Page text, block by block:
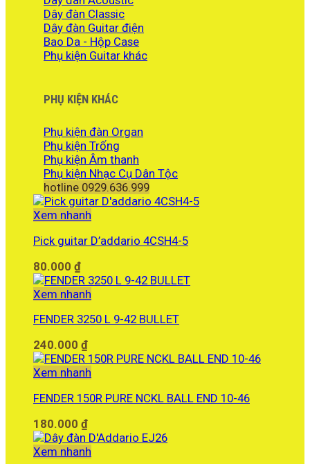
Dây đàn Classic
Dây đàn Guitar điện
Bao Da - Hộp Case
Phụ kiện Guitar khác
PHỤ KIỆN KHÁC
Phụ kiện đàn Organ
Phụ kiện Trống
Phụ kiện Âm thanh
Phụ kiện Nhạc Cụ Dân Tộc
hotline 0929.636.999
Xem nhanh
Pick guitar D’addario 4CSH4-5
80.000 ₫
Xem nhanh
FENDER 3250 L 9-42 BULLET
240.000 ₫
Xem nhanh
FENDER 150R PURE NCKL BALL END 10-46
180.000 ₫
Xem nhanh